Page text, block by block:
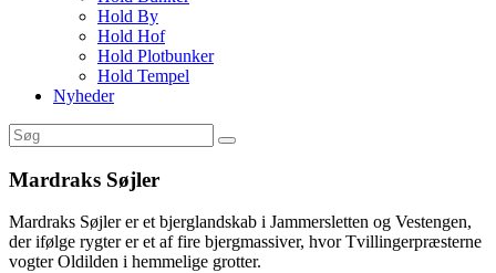
Hold By
Hold Hof
Hold Plotbunker
Hold Tempel
Nyheder
Mardraks Søjler
Mardraks Søjler er et bjerglandskab i Jammersletten og Vestengen,
der ifølge rygter er et af fire bjergmassiver, hvor Tvillingerpræsterne
vogter Oldilden i hemmelige grotter.